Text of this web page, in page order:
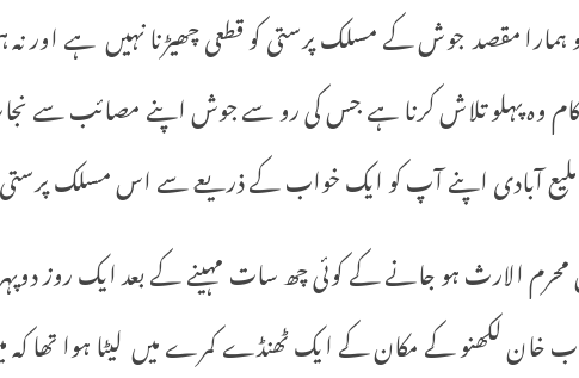
ہمارا مقصد جوش کے مسلک پرستی کو قطعی چھیڑنا نہیں ہے اور
کام وہ پہلو تلاش کرنا ہے جس کی رو سے جوش اپنے مصائب سے
آبادی اپنے آپ کو ایک خواب کے ذریعے سے اس مسلک
الارث ہو جانے کے کوئی چھ سات مہینے کے بعد ایک روز
خان لکھنو کے مکان کے ایک ٹھنڈے کمرے میں لیٹا ہوا تھا